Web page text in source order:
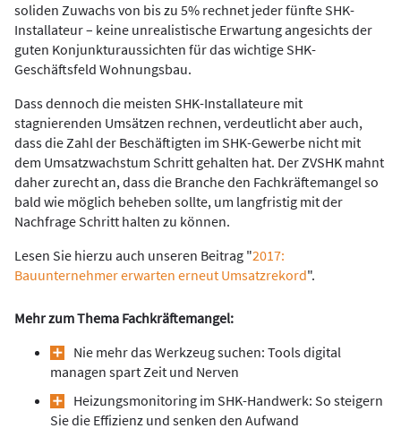
soliden Zuwachs von bis zu 5% rechnet jeder fünfte SHK-
Installateur – keine unrealistische Erwartung angesichts der
guten Konjunkturaussichten für das wichtige SHK-
Geschäftsfeld Wohnungsbau.
Dass dennoch die meisten SHK-Installateure mit
stagnierenden Umsätzen rechnen, verdeutlicht aber auch,
dass die Zahl der Beschäftigten im SHK-Gewerbe nicht mit
dem Umsatzwachstum Schritt gehalten hat. Der ZVSHK mahnt
daher zurecht an, dass die Branche den Fachkräftemangel so
bald wie möglich beheben sollte, um langfristig mit der
Nachfrage Schritt halten zu können.
Lesen Sie hierzu auch unseren Beitrag "2017:
Bauunternehmer erwarten erneut Umsatzrekord".
Mehr zum Thema Fachkräftemangel:
Nie mehr das Werkzeug suchen: Tools digital
managen spart Zeit und Nerven
Heizungsmonitoring im SHK-Handwerk: So steigern
Sie die Effizienz und senken den Aufwand